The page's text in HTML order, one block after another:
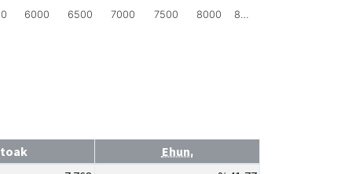
6000 6500 7000 7500 8000 8…
Ehun.